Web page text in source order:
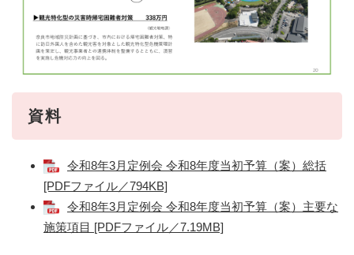
資料
令和8年3月定例会 令和8年度当初予算（案）総括
[PDFファイル／794KB]
令和8年3月定例会 令和8年度当初予算（案）主要な
施策項目 [PDFファイル／7.19MB]